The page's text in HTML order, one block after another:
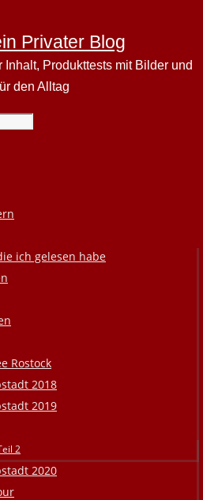
Privater Blog
Produkttests mit Bilder und
den Alltag
ich gelesen habe
Rostock
2018
2019
2
2020